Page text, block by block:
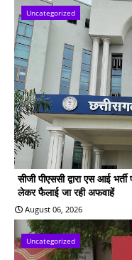
Uncategorized
सीजी पीएससी द्वारा एस आई
लेकर फैलाई जा रही अफवाहें
August 06, 2026
Uncategorized